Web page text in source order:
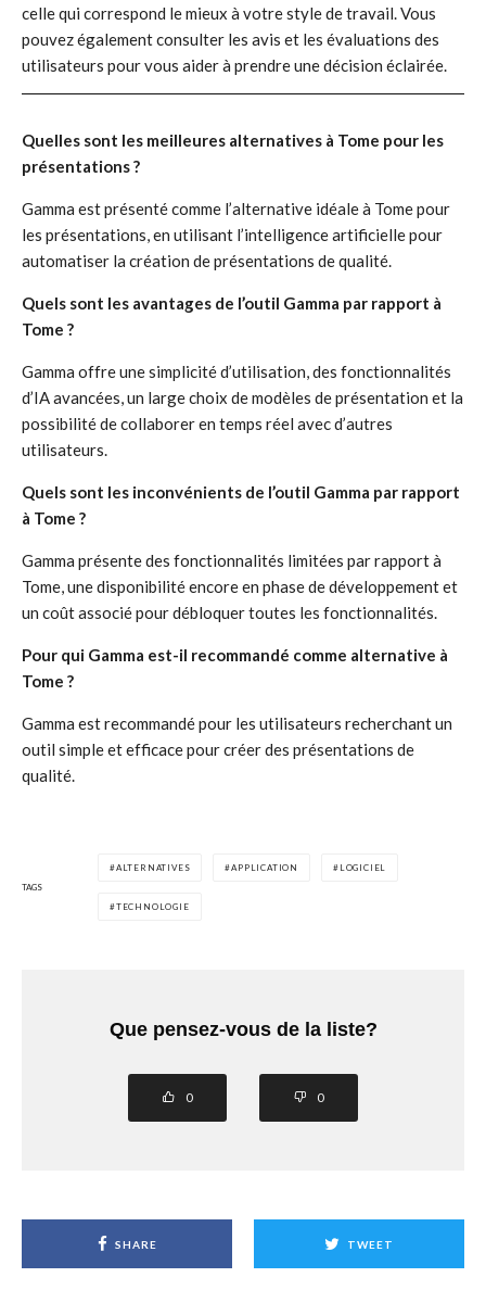
celle qui correspond le mieux à votre style de travail. Vous
pouvez également consulter les avis et les évaluations des
utilisateurs pour vous aider à prendre une décision éclairée.
Quelles sont les meilleures alternatives à Tome pour les
présentations ?
Gamma est présenté comme l’alternative idéale à Tome pour
les présentations, en utilisant l’intelligence artificielle pour
automatiser la création de présentations de qualité.
Quels sont les avantages de l’outil Gamma par rapport à
Tome ?
Gamma offre une simplicité d’utilisation, des fonctionnalités
d’IA avancées, un large choix de modèles de présentation et la
possibilité de collaborer en temps réel avec d’autres
utilisateurs.
Quels sont les inconvénients de l’outil Gamma par rapport
à Tome ?
Gamma présente des fonctionnalités limitées par rapport à
Tome, une disponibilité encore en phase de développement et
un coût associé pour débloquer toutes les fonctionnalités.
Pour qui Gamma est-il recommandé comme alternative à
Tome ?
Gamma est recommandé pour les utilisateurs recherchant un
outil simple et efficace pour créer des présentations de
qualité.
TAGS
ALTERNATIVES APPLICATION LOGICIEL
TECHNOLOGIE
Que pensez-vous de la liste?
0 0
SHARE TWEET